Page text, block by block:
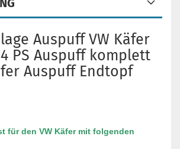
Auspuff VW Käfer
PS Auspuff komplett
Auspuff Endtopf
für den VW Käfer mit folgenden